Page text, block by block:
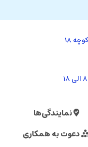
18
نمایندگی‌ها
دعوت به همکاری